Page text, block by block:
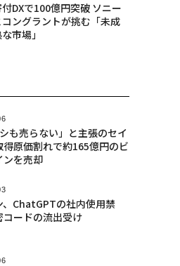
DXで100億円突破 ソニー
コングラントが挑む「未成
市場」
シも売らない」と主張のセイ
得原価割れで約165億円のビ
ンを売却
、ChatGPTの社内使用禁
ードの流出受け